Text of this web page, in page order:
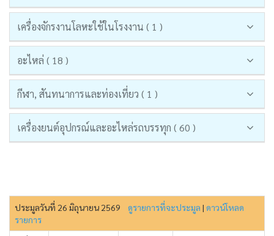
เครื่องจักรงานโลหะใช้ในโรงงาน ( 1 )
อะไหล่ ( 18 )
กีฬา, สันทนาการและท่องเที่ยว ( 1 )
เครื่องยนต์อุปกรณ์และอะไหล่รถบรรทุก ( 60 )
ประมูลวันที่ 26 มิถุนายน 2569 ดูรายการที่จะประมูล | ดาวน์โหลด
รายการ